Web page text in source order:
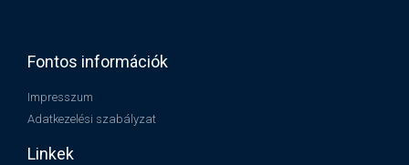
Fontos információk
Impresszum
Adatkezelési szabályzat
Linkek